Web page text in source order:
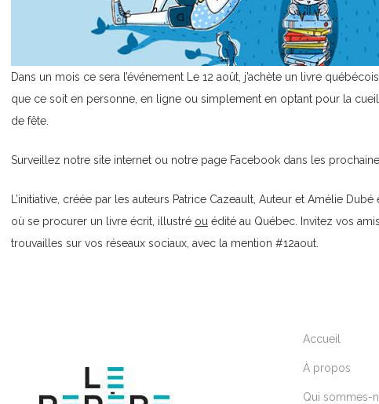
Dans un mois ce sera l’événement Le 12 août, j’achète un livre
que ce soit en personne, en ligne ou simplement en optant pour la
de fête.
Surveillez notre site internet ou notre page Facebook dans les
L’initiative, créée par les auteurs Patrice Cazeault, Auteur et Amélie Dubé
où se procurer un livre écrit, illustré ou édité au Québec. Invitez vos
trouvailles sur vos réseaux sociaux, avec la mention #12aout
Accueil
À propos
Qui sommes-